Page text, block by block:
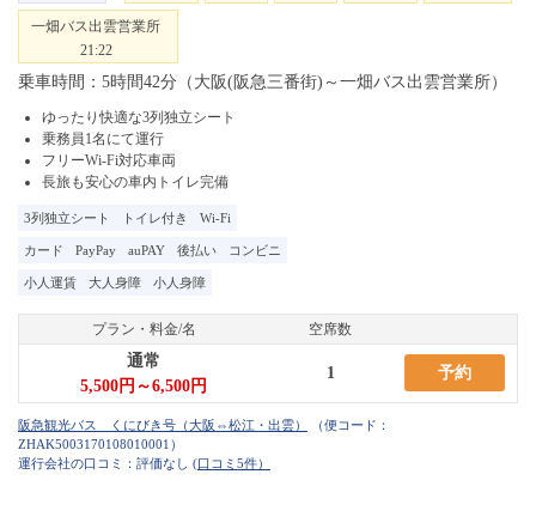
（便コード：
ZHAK5003170108010001 ）
運行会社の口コミ：評価なし (口コミ5件）
一畑バス出雲営業所
21:22
乗車時間：5時間42分（大阪(阪急三番街)～一畑バス出雲営業所）
3列独立シート トイレ付き Wi-Fi
ゆったり快適な3列独立シート
乗務員1名にて運行
フリーWi-Fi対応車両
長旅も安心の車内トイレ完備
カード PayPay auPAY 後払い コンビニ
小人運賃 大人身障 小人身障
プラン・料金/名 空席数
通常
5,500円～6,500円
1 予約